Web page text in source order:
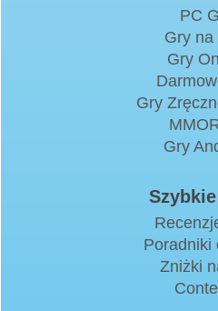
PC
Gry na
Gry
Gry
Gry
Poradniki
Zniżki